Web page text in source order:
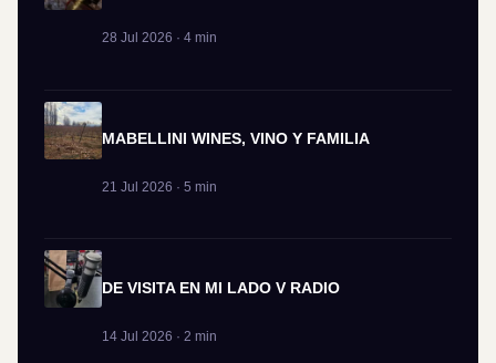
28 Jul 2026 · 4 min
MABELLINI WINES, VINO Y FAMILIA
21 Jul 2026 · 5 min
DE VISITA EN MI LADO V RADIO
14 Jul 2026 · 2 min